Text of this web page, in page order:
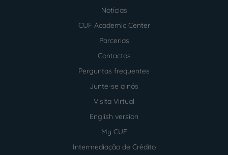
Notícias
CUF Academic Center
Parcerias
Contactos
Perguntas frequentes
Junte-se a nós
Visita Virtual
English version
My CUF
Intermediação de Crédito